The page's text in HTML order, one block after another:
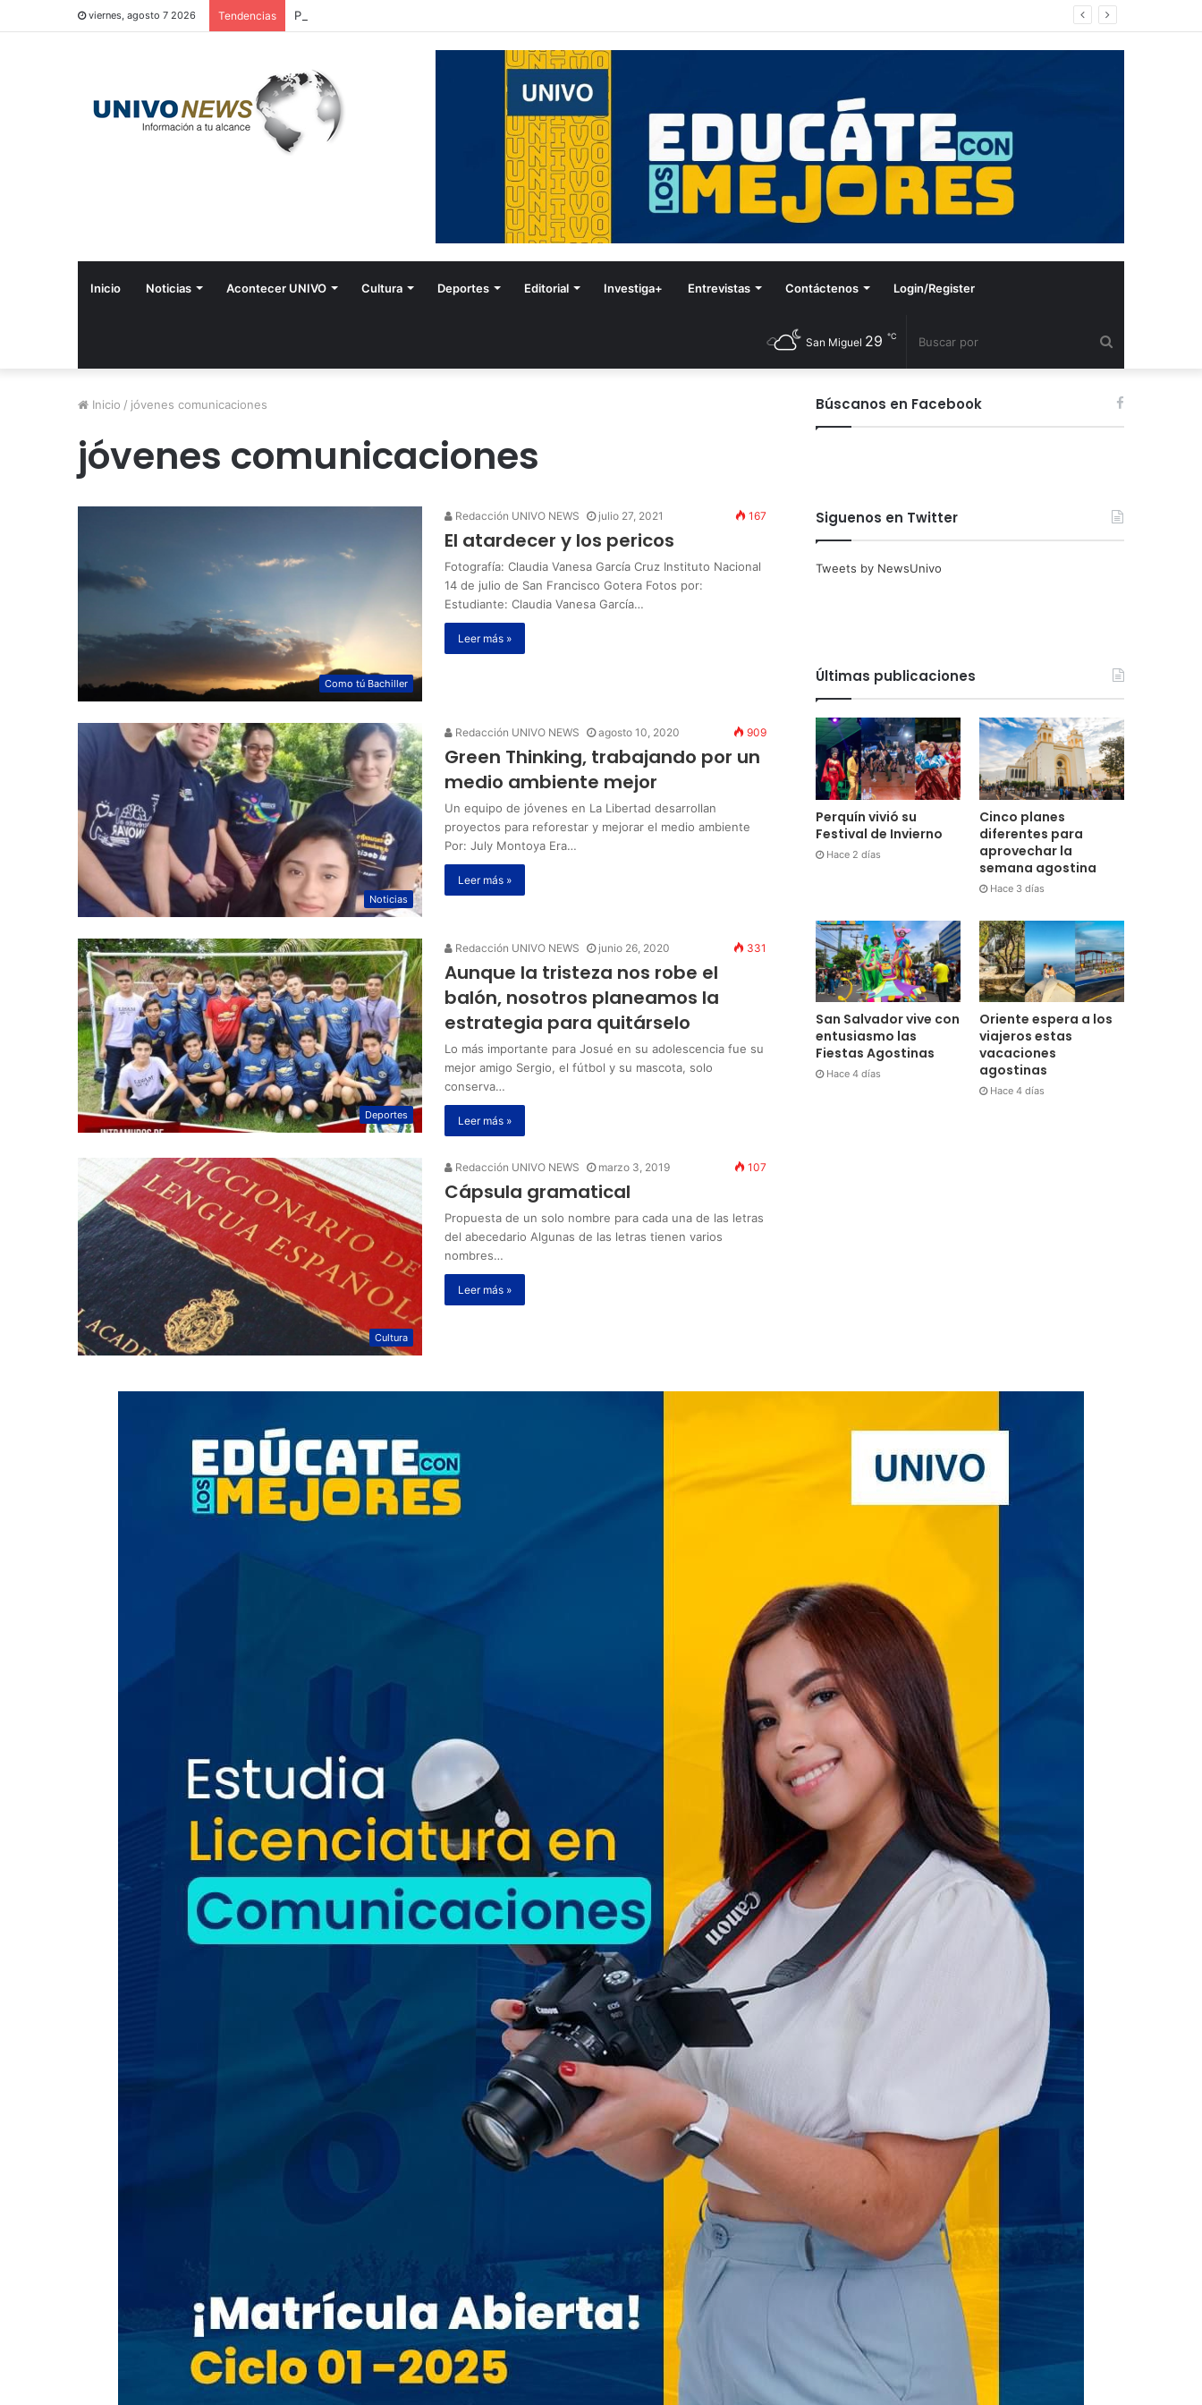
viernes, agosto 7 2026 Tendencias Perquín vivió su Festival de Invierno
Inicio Noticias Acontecer UNIVO Cultura Deportes Editorial Investiga+ Entrevistas Contáctenos Login/Register
por
San Miguel 29 ℃
Inicio / jóvenes comunicaciones
jóvenes comunicaciones
Como tú Bachiller
Redacción UNIVO NEWS julio 27, 2021 167
El atardecer y los pericos
Fotografía: Claudia Vanesa García Cruz Instituto Nacional
14 de julio de San Francisco Gotera Fotos por:
Estudiante: Claudia Vanesa García…
Leer más »
Noticias
Redacción UNIVO NEWS agosto 10, 2020 909
Green Thinking, trabajando por un
medio ambiente mejor
Un equipo de jóvenes en La Libertad desarrollan
proyectos para reforestar y mejorar el medio ambiente
Por: July Montoya Era…
Leer más »
Deportes
Redacción UNIVO NEWS junio 26, 2020 331
Aunque la tristeza nos robe el
balón, nosotros planeamos la
estrategia para quitárselo
Lo más importante para Josué en su adolescencia fue su
mejor amigo Sergio, el fútbol y su mascota, solo
conserva…
Leer más »
Cultura
Redacción UNIVO NEWS marzo 3, 2019 107
Cápsula gramatical
Propuesta de un solo nombre para cada una de las letras
del abecedario Algunas de las letras tienen varios
nombres…
Leer más »
Búscanos en Facebook
Siguenos en Twitter
Tweets by NewsUnivo
Últimas publicaciones
Perquín vivió su
Festival de Invierno
Hace 2 días
Cinco planes
diferentes para
aprovechar la
semana agostina
Hace 3 días
San Salvador vive con
entusiasmo las
Fiestas Agostinas
Hace 4 días
Oriente espera a los
viajeros estas
vacaciones
agostinas
Hace 4 días